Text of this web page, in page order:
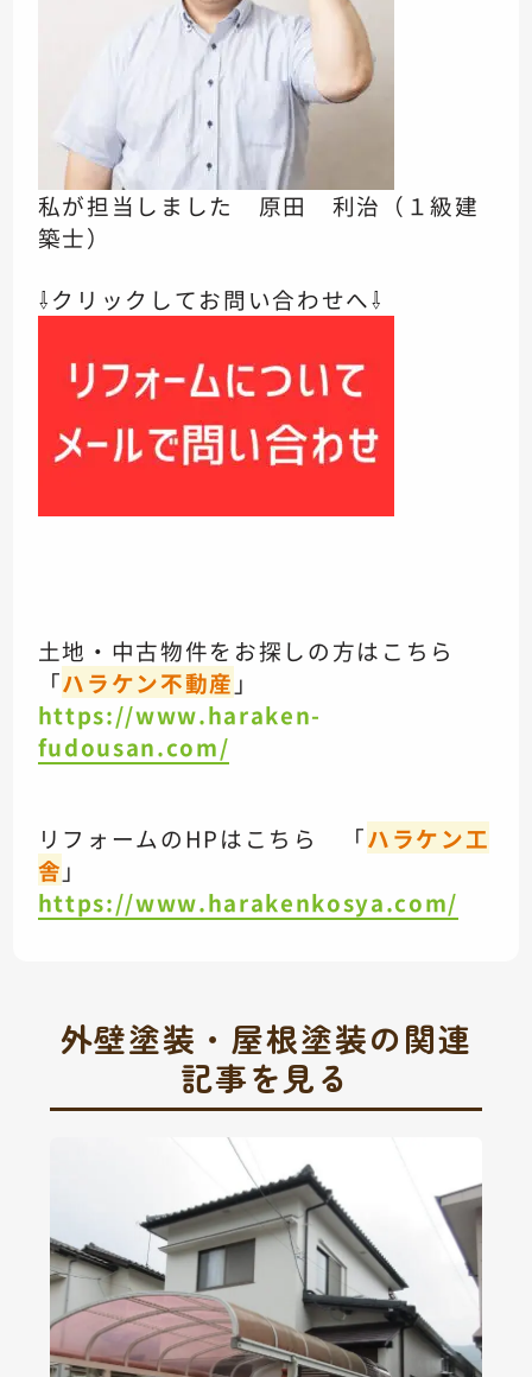
私が担当しました 原田 利治（１級建
築士）
⇩クリックしてお問い合わせへ⇩
土地・中古物件をお探しの方はこちら
「ハラケン不動産 」
https://www.haraken-
fudousan.com/
リフォームのHPはこちら 「ハラケン工
舎 」
https://www.harakenkosya.com/
外壁塗装・屋根塗装の関連
記事を見る